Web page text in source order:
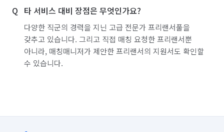
타 서비스 대비 장점은 무엇인가요?
다양한 직군의 경력을 지닌 고급 전문가 프리랜서풀을
갖추고 있습니다. 그리고 직접 매칭 요청한 프리랜서뿐
아니라, 매칭매니저가 제안한 프리랜서의 지원서도 확인할
수 있습니다.